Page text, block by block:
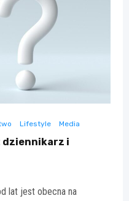
Lifestyle Media
dziennikarz i
lat jest obecna na